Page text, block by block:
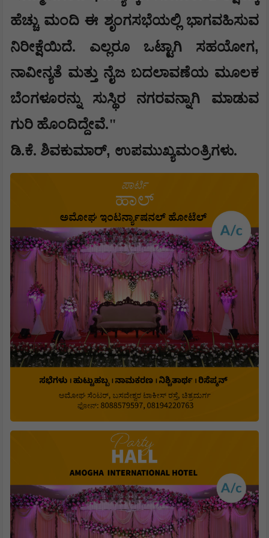
ಹೆಚ್ಚು ಮಂದಿ ಈ ಶೃಂಗಸಭೆಯಲ್ಲಿ ಭಾಗವಹಿಸುವ
ನಿರೀಕ್ಷೆಯಿದೆ. ಎಲ್ಲರೂ ಒಟ್ಟಾಗಿ ಸಹಯೋಗ,
ನಾವೀನ್ಯತೆ ಮತ್ತು ನೈಜ ಬದಲಾವಣೆಯ ಮೂಲಕ
ಬೆಂಗಳೂರನ್ನು ಸುಸ್ಥಿರ ನಗರವನ್ನಾಗಿ ಮಾಡುವ
ಗುರಿ ಹೊಂದಿದ್ದೇವೆ."
ಡಿ.ಕೆ. ಶಿವಕುಮಾರ್, ಉಪಮುಖ್ಯಮಂತ್ರಿಗಳು.​